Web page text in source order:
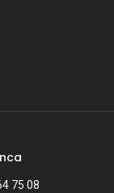
75 08